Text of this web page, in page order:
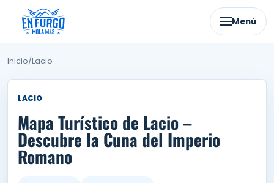
contenido
Menú
Inicio/Lacio
LACIO
Mapa Turístico de Lacio –
Descubre la Cuna del Imperio
Romano